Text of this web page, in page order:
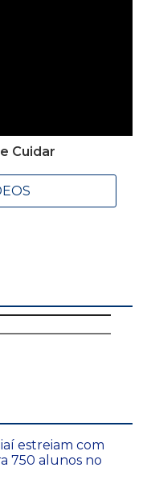
Cuidar
estreiam com
750 alunos no